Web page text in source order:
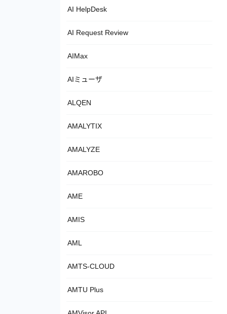
AI HelpDesk
AI Request Review
AIMax
AIミューザ
ALQEN
AMALYTIX
AMALYZE
AMAROBO
AME
AMIS
AML
AMTS-CLOUD
AMTU Plus